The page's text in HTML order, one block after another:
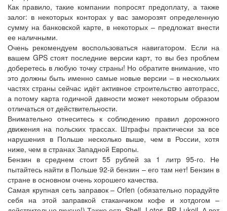
Как правило, такие компании попросят предоплату, а также
залог: в некоторых конторах у вас заморозят определенную
сумму на банковской карте, в некоторых – предложат внести
ее наличными.
Очень рекомендуем воспользоваться навигатором. Если на
вашем GPS стоят последние версии карт, то вы без проблем
доберетесь в любую точку страны! Но обратите внимание, что
это должны быть именно самые новые версии – в нескольких
частях страны сейчас идёт активное строительство автотрасс,
а потому карта годичной давности может некоторым образом
отличаться от действительности.
Внимательно отнеситесь к соблюдению правил дорожного
движения на польских трассах. Штрафы практически за все
нарушения в Польше несколько выше, чем в России, хотя
ниже, чем в странах Западной Европы.
Бензин в среднем стоит 55 рублей за 1 литр 95-го. Не
пытайтесь найти в Польше 92-й бензин – его там нет! Бензин в
стране в основном очень хорошего качества.
Самая крупная сеть заправок – Orlen (обязательно порадуйте
себя на этой заправкой стаканчиком кофе и хотдогом –